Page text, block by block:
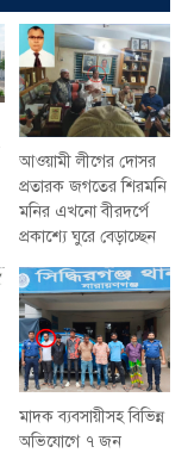
আওয়ামী লীগের দোসর
প্রতারক জগতের শিরমনি
মনির এখনো বীরদর্পে
প্রকাশ্যে ঘুরে বেড়াচ্ছেন
মাদক ব্যবসায়ীসহ বিভিন্ন
অভিযোগে ৭ জন